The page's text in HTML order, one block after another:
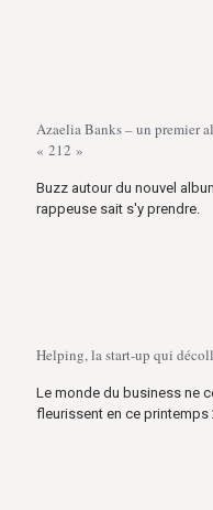
Azaelia Banks – un premier
« 212 »
Buzz autour du nouvel
rappeuse sait s'y prendre.
Helping, la start-up qui
Le monde du business ne
fleurissent en ce printemps